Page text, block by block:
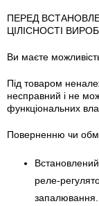
ПЕРЕД
ЦІЛІСНОСТІ
Ви маєте
Під товаром
несправний і не
функціональних
Поверненню чи
реле-
запалювання.